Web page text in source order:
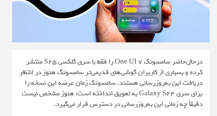
درحال‌حاضر سامسونگ One UI 7 را فقط با سری گلکسی S25 منتشر
کرده و بسیاری از کاربران گوشی‌های قدیمی‌تر سامسونگ هنوز در انتظار
دریافت این به‌روزرسانی هستند. سامسونگ زمان عرضه این نسخه را
برای سری Galaxy S24 به تعویق انداخته است؛ هنوز مشخص نیست
دقیقاً چه زمانی این به‌روزرسانی در دسترس قرار می‌گیرد.